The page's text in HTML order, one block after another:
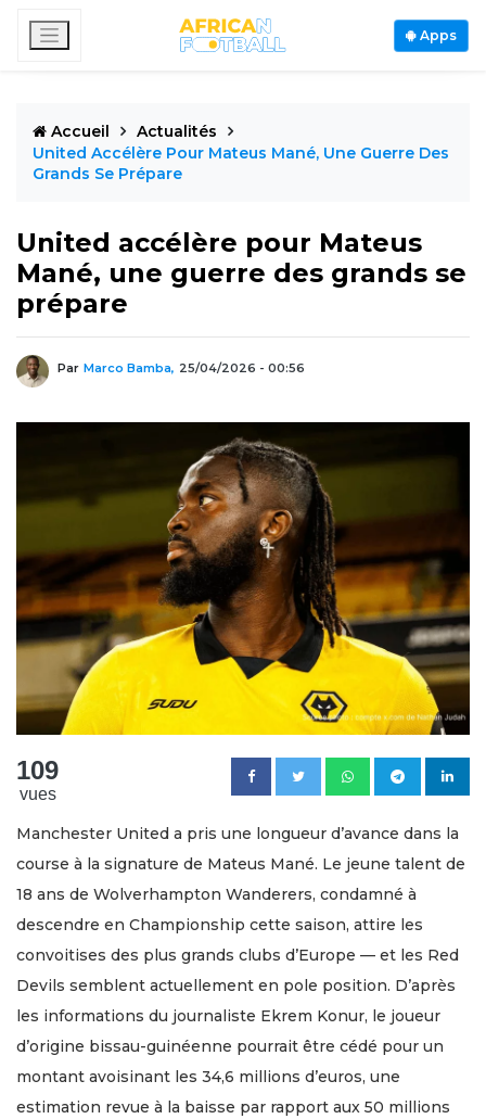
Apps
Accueil
Actualités
United Accélère Pour Mateus Mané, Une Guerre Des
Grands Se Prépare
United accélère pour Mateus
Mané, une guerre des grands se
prépare
Par Marco Bamba, 25/04/2026 - 00:56
109
vues
Manchester United a pris une longueur d’avance dans la
course à la signature de Mateus Mané. Le jeune talent de
18 ans de Wolverhampton Wanderers, condamné à
descendre en Championship cette saison, attire les
convoitises des plus grands clubs d’Europe — et les Red
Devils semblent actuellement en pole position. D’après
les informations du journaliste Ekrem Konur, le joueur
d’origine bissau-guinéenne pourrait être cédé pour un
montant avoisinant les 34,6 millions d’euros, une
estimation revue à la baisse par rapport aux 50 millions